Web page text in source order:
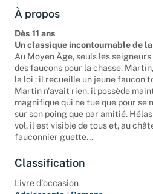
À propos
Dès 11 ans
Un classique incontournable de
Au Moyen Âge, seuls les
des faucons pour la chasse.
la loi : il recueille un jeune faucon
Martin n'avait rien, il possède
magnifique qui ne tue que pour se
sur son poing que par amitié.
vol, il est visible de tous et, au
fauconnier guette...
Classification
Livre d'occasion